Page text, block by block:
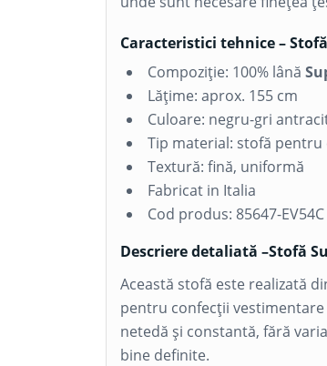
Caracteristici tehnice –
Compoziție: 100% lână
Lățime: aprox. 155 cm
Culoare: negru-gri
Tip material: stofă pentru
Textură: fină, uniformă
Fabricat in Italia
Cod produs: 85647-EV54C
Descriere detaliată –Stofă
Această stofă este realizată
pentru confecții
netedă și constantă, fără
bine definite.